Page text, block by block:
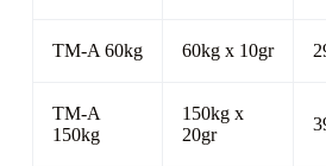
TM-A 60kg 60kg x 10gr
TM-A
150kg
150kg x
20gr